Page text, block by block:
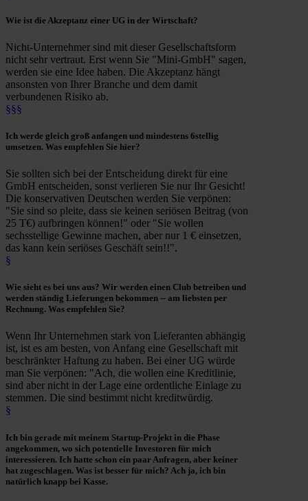
Wie ist die Akzeptanz einer UG in der Wirtschaft?
Nicht-Unternehmer sind mit dieser Gesellschaftsform
nicht sehr vertraut. Erst wenn Sie "Mini-GmbH" sagen,
werden sie eine Idee haben. Die Akzeptanz hängt
ansonsten von Ihrer Branche und dem damit
verbundenen Risiko ab.
§§§
Ich werde gleich groß anfangen und mindestens 6stellig
umsetzen. Was empfehlen Sie hier?
Sie sollten sich bei der Entscheidung direkt für eine
GmbH entscheiden, sonst verlieren Sie nur Ihr Gesicht!
Die konservativen Deutschen werden Sie verpönen:
"Sie sind so pleite, dass sie keinen seriösen Beitrag (von
25 T€) aufbringen können!" oder "Sie wollen
sechsstellige Gewinne machen, aber nur 1 € einsetzen,
das kann kein seriöses Geschäft sein!!".
§
Wie sieht es bei uns aus? Wir werden einen Club betreiben und
werden ständig Lieferungen bekommen -- am liebsten per
Rechnung. Was empfehlen Sie?
Wenn Ihr Unternehmen stark von Lieferanten abhängig
ist, ist es am besten, von Anfang eine Gesellschaft mit
beschränkter Haftung zu haben. Bei einer UG würde
man Sie verpönen: "Ach, die wollen eine Kreditlinie,
sind aber nicht in der Lage eine ordentliche Einlage zu
stemmen. Die sind bestimmt nicht kreditwürdig.
§
Ich bin gerade mit meinem Startup-Projekt in die Phase
angekommen, wo sich potentielle Investoren für mich
interessieren. Ich hatte schon ein paar Anfragen, aber keiner
hat zugeschlagen. Was ist besser für mich? Ach ja, ich bin
natürlich knapp bei Kasse.